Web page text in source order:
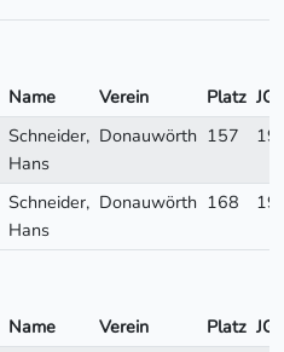
Name Verein Platz JG
Schneider,
Hans
Donauwörth 157
Schneider,
Hans
Donauwörth 168
Name Verein Platz JG